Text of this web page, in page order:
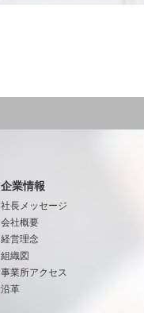
企業情報
社長メッセージ
会社概要
経営理念
組織図
事業所アクセス
沿革